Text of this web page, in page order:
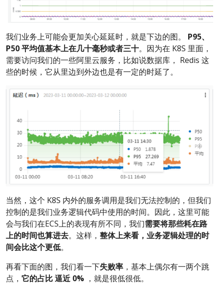
我们业务上可能会更加关心延延时，就是下边的图。 P95、
P50 平均值基本上在几十毫秒或者三十。因为在 K8S 里面，
需要访问我们的一些阿里云服务，比如说数据库， Redis 这
些的时候，它从里边到外边也是有一定的时延了。
当然，这个 K8S 内外的服务调用是我们无法控制的，但我们
控制的是我们业务逻辑代码中使用的时间。因此，这里可能
会与我们在ECS上的表现有所不同，我们需要将那些耗在路
上的时间也算进去。这样， 整体上来看，业务逻辑处理的时
间会比这个更低。
再看下面的图，我们看一下失败率 ，基本上偶尔有一两个跳
点， 它的占比逼近 0% ，就是很低很低。